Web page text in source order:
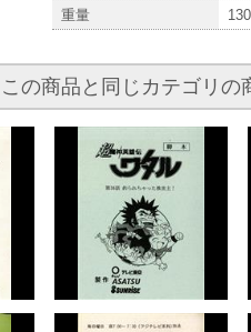
重量
130
この商品と同じカテゴリの